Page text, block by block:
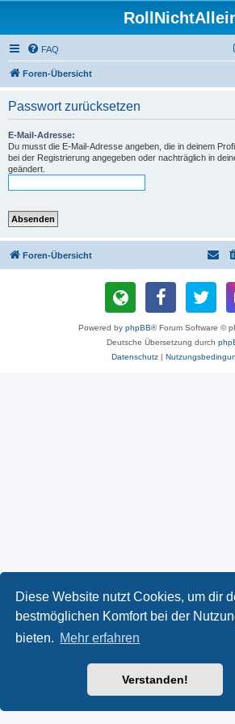
Diese Website nutzt Cookies, um dir
bestmöglichen Komfort bei der
bieten. Mehr erfahren
Verstanden!
FAQ
Foren-Übersicht
Passwort zurücksetzen
E-Mail-Adresse:
Du musst die E-Mail-Adresse angeben, die in deinem
bei der Registrierung angegeben oder nachträglich in
geändert.
Foren-Übersicht
Powered by phpBB® Forum Software ©
Deutsche Übersetzung durch
Datenschutz|